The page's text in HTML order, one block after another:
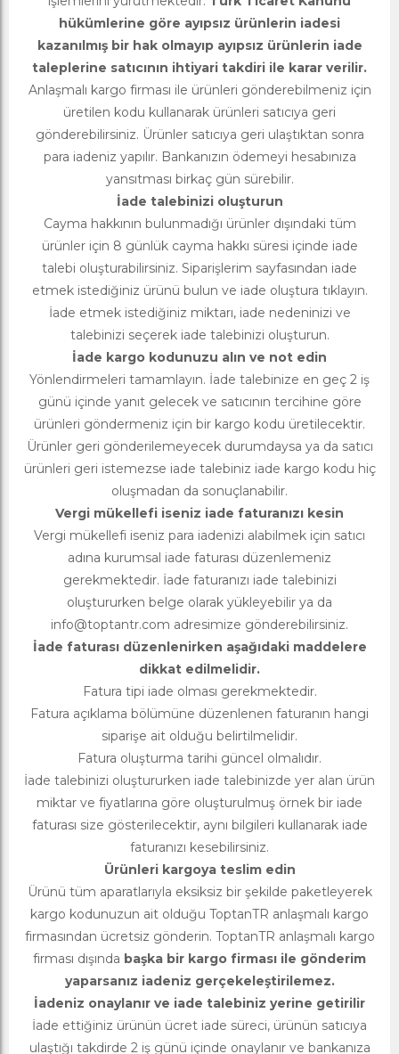
hükümlerine göre ayıpsız ürünlerin iadesi
kazanılmış bir hak olmayıp ayıpsız ürünlerin iade
taleplerine satıcının ihtiyari takdiri ile karar verilir.
Anlaşmalı kargo firması ile ürünleri gönderebilmeniz için
üretilen kodu kullanarak ürünleri satıcıya geri
gönderebilirsiniz. Ürünler satıcıya geri ulaştıktan sonra
para iadeniz yapılır. Bankanızın ödemeyi hesabınıza
yansıtması birkaç gün sürebilir.
İade talebinizi oluşturun
Cayma hakkının bulunmadığı ürünler dışındaki tüm
ürünler için 8 günlük cayma hakkı süresi içinde iade
talebi oluşturabilirsiniz. Siparişlerim sayfasından iade
etmek istediğiniz ürünü bulun ve iade oluştura tıklayın.
İade etmek istediğiniz miktarı, iade nedeninizi ve
talebinizi seçerek iade talebinizi oluşturun.
İade kargo kodunuzu alın ve not edin
Yönlendirmeleri tamamlayın. İade talebinize en geç 2 iş
günü içinde yanıt gelecek ve satıcının tercihine göre
ürünleri göndermeniz için bir kargo kodu üretilecektir.
Ürünler geri gönderilemeyecek durumdaysa ya da satıcı
ürünleri geri istemezse iade talebiniz iade kargo kodu hiç
oluşmadan da sonuçlanabilir.
Vergi mükellefi iseniz iade faturanızı kesin
Vergi mükellefi iseniz para iadenizi alabilmek için satıcı
adına kurumsal iade faturası düzenlemeniz
gerekmektedir. İade faturanızı iade talebinizi
oluştururken belge olarak yükleyebilir ya da
info@toptantr.com adresimize gönderebilirsiniz.
İade faturası düzenlenirken aşağıdaki maddelere
dikkat edilmelidir.
Fatura tipi iade olması gerekmektedir.
Fatura açıklama bölümüne düzenlenen faturanın hangi
siparişe ait olduğu belirtilmelidir.
Fatura oluşturma tarihi güncel olmalıdır.
İade talebinizi oluştururken iade talebinizde yer alan ürün
miktar ve fiyatlarına göre oluşturulmuş örnek bir iade
faturası size gösterilecektir, aynı bilgileri kullanarak iade
faturanızı kesebilirsiniz.
Ürünleri kargoya teslim edin
Ürünü tüm aparatlarıyla eksiksiz bir şekilde paketleyerek
kargo kodunuzun ait olduğu ToptanTR anlaşmalı kargo
firmasından ücretsiz gönderin. ToptanTR anlaşmalı kargo
firması dışında başka bir kargo firması ile gönderim
yaparsanız iadeniz gerçekeleştirilemez.
İadeniz onaylanır ve iade talebiniz yerine getirilir
İade ettiğiniz ürünün ücret iade süreci, ürünün satıcıya
ulaştığı takdirde 2 iş günü içinde onaylanır ve bankanıza